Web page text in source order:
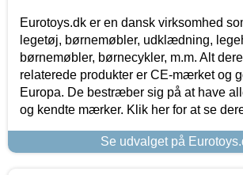
Eurotoys.dk er en dansk virksomhed
legetøj, børnemøbler, udklædning,
børnemøbler, børnecykler, m.m. Alt
relaterede produkter er CE-mærket og
Europa. De bestræber sig på at have
og kendte mærker. Klik her for at se
Se udvalget på